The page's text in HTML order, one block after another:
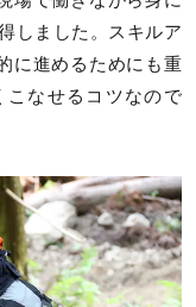
しました。スキルア
に進めるためにも重
こなせるコツなので